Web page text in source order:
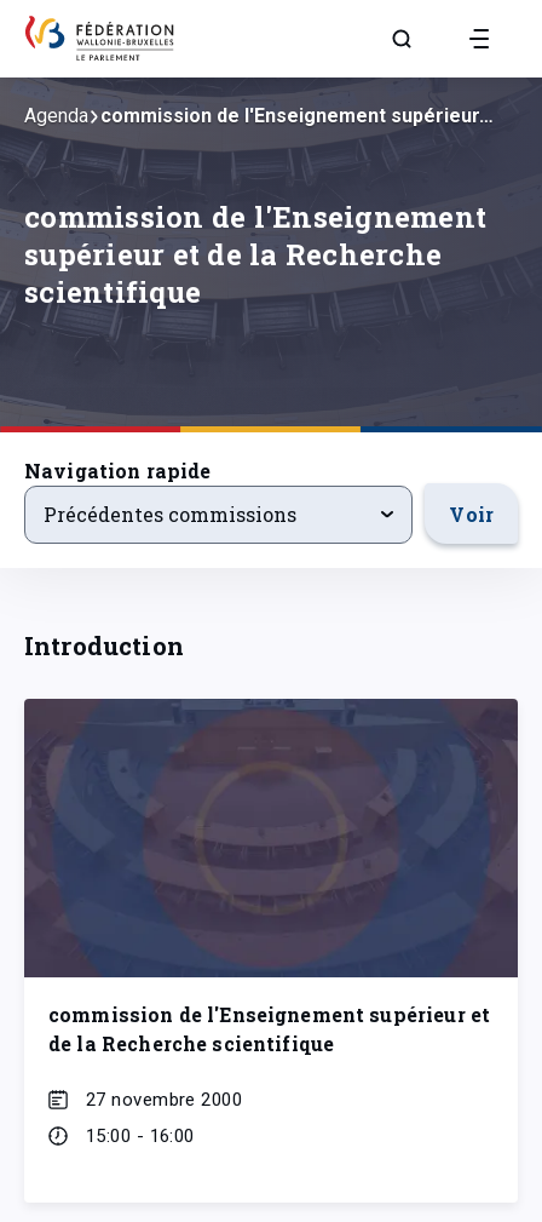
Aller à la page
commission de l'Enseignement
supérieur et de la Recherche
scientifique
Agenda commission de l'Enseignement supérieur…
Navigation rapide
precedentsevenements
Précédentes commissions Voir
Introduction
commission de l'Enseignement supérieur et
de la Recherche scientifique
27 novembre 2000
15:00 - 16:00